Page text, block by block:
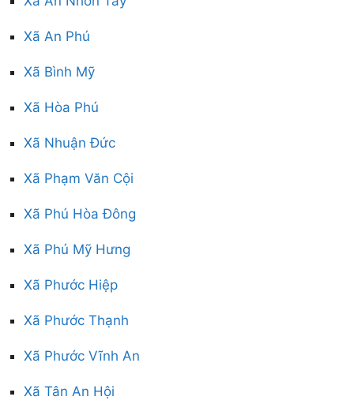
Xã An Phú
Xã Bình Mỹ
Xã Hòa Phú
Xã Nhuận Đức
Xã Phạm Văn Cội
Xã Phú Hòa Đông
Xã Phú Mỹ Hưng
Xã Phước Hiệp
Xã Phước Thạnh
Xã Phước Vĩnh An
Xã Tân An Hội